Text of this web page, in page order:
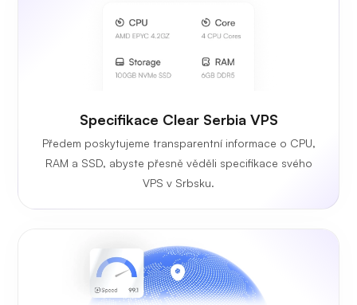
Specifikace Clear Serbia VPS
Předem poskytujeme transparentní informace o CPU,
RAM a SSD, abyste přesně věděli specifikace svého
VPS v Srbsku.